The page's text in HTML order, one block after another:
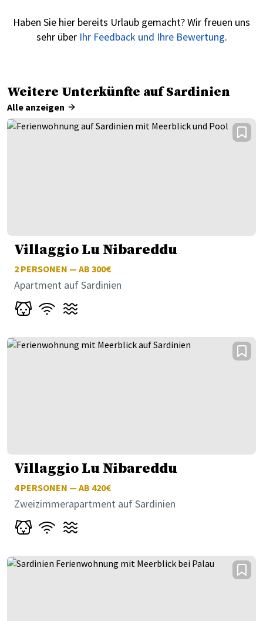
Haben Sie hier bereits Urlaub gemacht? Wir freuen uns
sehr über Ihr Feedback und Ihre Bewertung.
Weitere Unterkünfte auf Sardinien
Alle anzeigen
Villaggio Lu Nibareddu
2 PERSONEN — AB 300€
Apartment auf Sardinien
Villaggio Lu Nibareddu
4PERSONEN — AB 420€
Zweizimmerapartment auf Sardinien